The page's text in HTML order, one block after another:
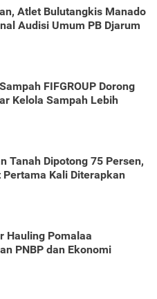
Atlet Bulutangkis Manado
Audisi Umum PB Djarum
FIFGROUP Dorong
Kelola Sampah Lebih
Tanah Dipotong 75 Persen,
Pertama Kali Diterapkan
Hauling Pomalaa
PNBP dan Ekonomi